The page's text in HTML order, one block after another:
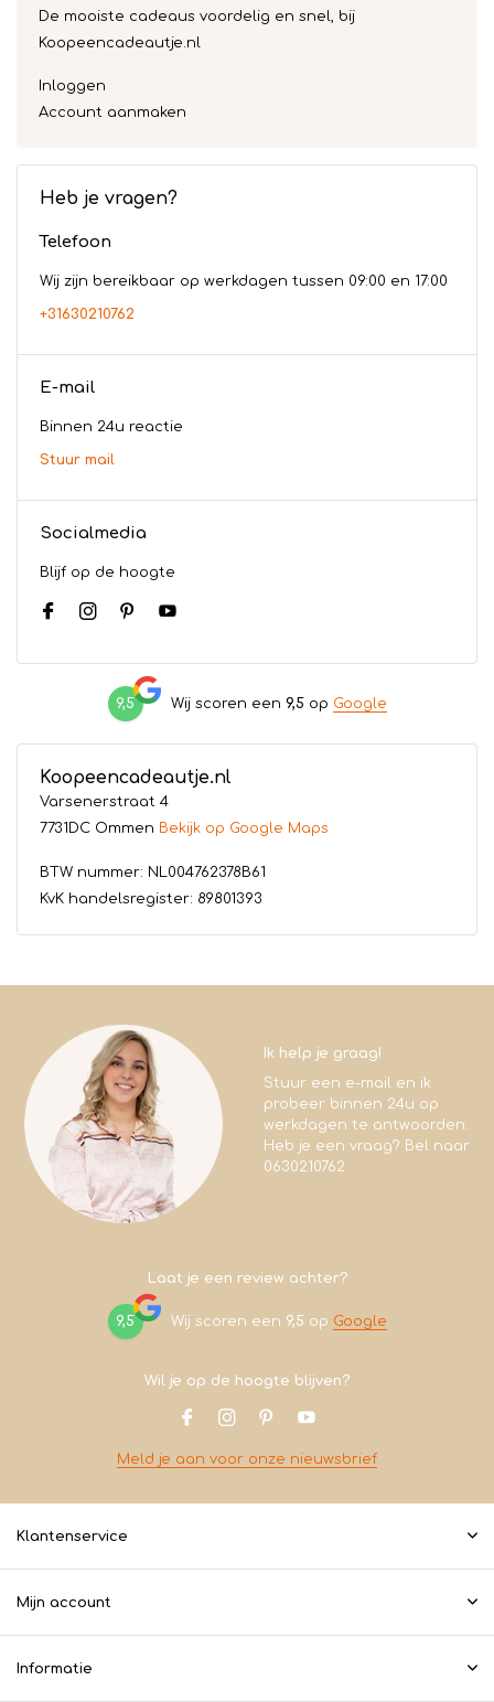
De mooiste cadeaus voordelig en snel, bij
Koopeencadeautje.nl
Inloggen
Account aanmaken
Heb je vragen?
Telefoon
Wij zijn bereikbaar op werkdagen tussen 09:00 en 17:00
+31630210762
E-mail
Binnen 24u reactie
Stuur mail
Socialmedia
Blijf op de hoogte
9,5 Wij scoren een 9,5op Google
Koopeencadeautje.nl
Varsenerstraat 4
7731DC Ommen Bekijk op Google Maps
BTW nummer: NL004762378B61
KvK handelsregister: 89801393
Ik help je graag!
Stuur een e-mail en ik
probeer binnen 24u op
werkdagen te antwoorden.
Heb je een vraag? Bel naar
0630210762
Laat je een review achter?
9,5 Wij scoren een 9,5 op Google
Wil je op de hoogte blijven?
Meld je aan voor onze nieuwsbrief
Klantenservice
Mijn account
Informatie